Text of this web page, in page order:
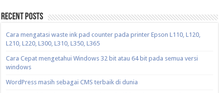
Recent Posts
Cara mengatasi waste ink pad counter pada printer Epson L110, L120,
L210, L220, L300, L310, L350, L365
Cara Cepat mengetahui Windows 32 bit atau 64 bit pada semua versi
windows
WordPress masih sebagai CMS terbaik di dunia